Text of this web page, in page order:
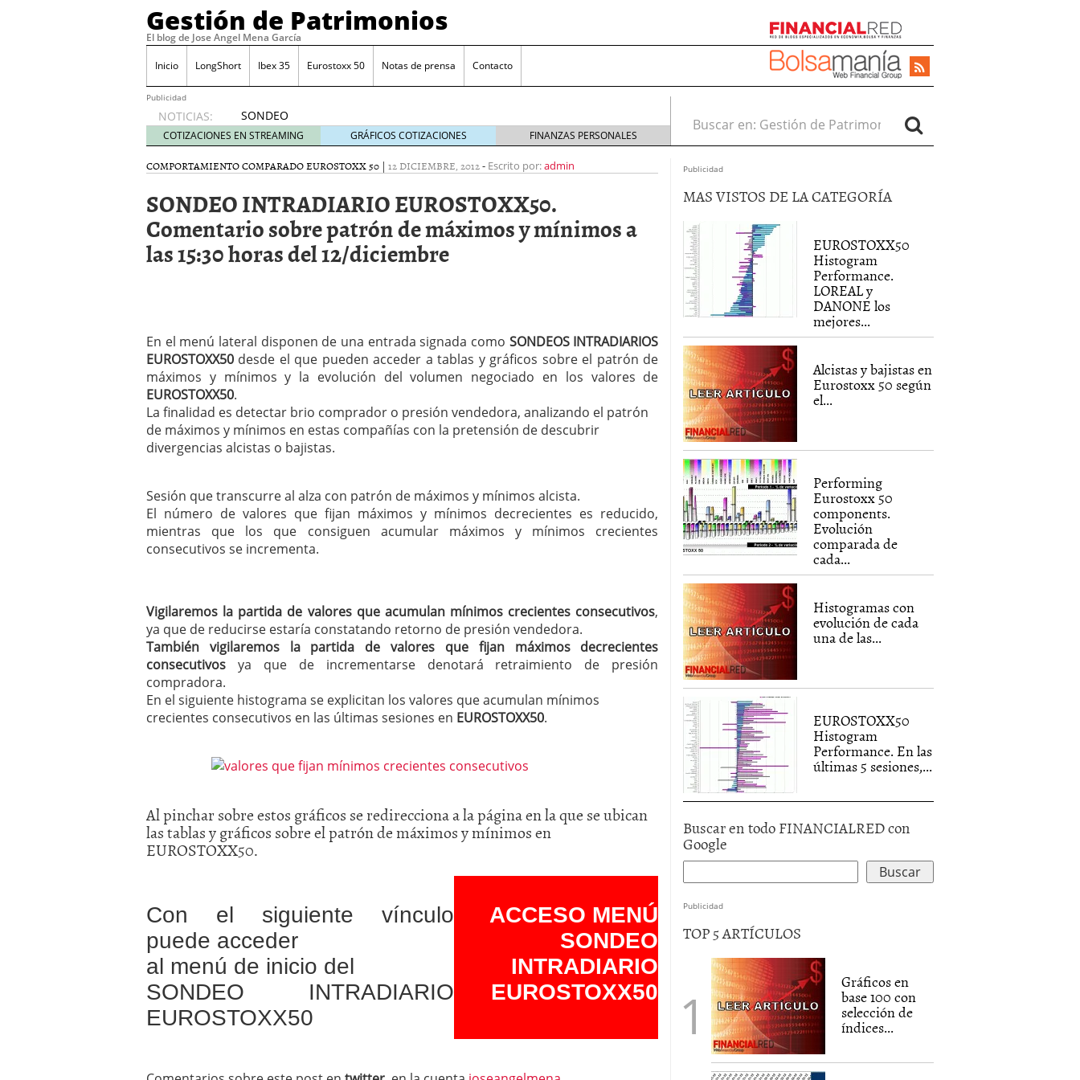
Gestión de Patrimonios
El blog de Jose Angel Mena García
Inicio LongShort Ibex 35 Eurostoxx 50 Notas de prensa Contacto
Publicidad
NOTICIAS:
SONDEO
IBEX35.
ACCESO
A LA
DE
TODOS
LOS
DE
SONDEO DIARIO IBEX35. Distancia de los valores de IBEX35 a m?ximos
anuales. Se constata progresivo alejamiento global de m?ximos anuales
mayo 28, 2013
Catalejo sobre IBEX35. SISM?METROS. Prosiguen a la baja desde el 13/mayo
y a?n tienen recorrido adicional
mayo 24, 2013
CATALEJO SOBRE IBEX35. TERMOMETROS. Aún con recorrido a la baja para
alcanzar la zona de sobreventa y entonces si se podría apostar por un
rebote interesante
COTIZACIONES EN STREAMING GRÁFICOS COTIZACIONES FINANZAS PERSONALES
Buscar en:
COMPORTAMIENTO COMPARADO EUROSTOXX 50 | 12 DICIEMBRE, 2012- Escrito por:admin
SONDEO INTRADIARIO EUROSTOXX50.
Comentario sobre patrón de máximos y mínimos a
las 15:30 horas del 12/diciembre
En el menú lateral disponen de una entrada signada como SONDEOS INTRADIARIOS
EUROSTOXX50 desde el que pueden acceder a tablas y gráficos sobre el patrón de
máximos y mínimos y la evolución del volumen negociado en los valores de
EUROSTOXX50.
La finalidad es detectar brio comprador o presión vendedora, analizando el patrón
de máximos y mínimos en estas compañías con la pretensión de descubrir
divergencias alcistas o bajistas.
Sesión que transcurre al alza con patrón de máximos y mínimos alcista.
El número de valores que fijan máximos y mínimos decrecientes es reducido,
mientras que los que consiguen acumular máximos y mínimos crecientes
consecutivos se incrementa.
Vigilaremos la partida de valores que acumulan mínimos crecientes consecutivos,
ya que de reducirse estaría constatando retorno de presión vendedora.
También vigilaremos la partida de valores que fijan máximos decrecientes
consecutivos ya que de incrementarse denotará retraimiento de presión
compradora.
En el siguiente histograma se explicitan los valores que acumulan mínimos
crecientes consecutivos en las últimas sesiones en EUROSTOXX50.
Al pinchar sobre estos gráficos se redirecciona a la página en la que se ubican
las tablas y gráficos sobre el patrón de máximos y mínimos en
EUROSTOXX50.
Con el siguiente vínculo
puede acceder
al menú de inicio del
SONDEO INTRADIARIO
EUROSTOXX50
ACCESO MENÚ
SONDEO
INTRADIARIO
EUROSTOXX50
Publicidad
MAS VISTOS DE LA CATEGORÍA
EUROSTOXX50
Histogram
Performance.
LOREAL y
DANONE los
mejores...
Alcistas y bajistas en
Eurostoxx 50 según
el...
Performing
Eurostoxx 50
components.
Evolución
comparada de
cada...
Histogramas con
evolución de cada
una de las...
EUROSTOXX50
Histogram
Performance. En las
últimas 5 sesiones,...
Buscar en todo FINANCIALRED con
Google
Publicidad
TOP 5 ARTÍCULOS
Gráficos en
base 100 con
selección de
índices...